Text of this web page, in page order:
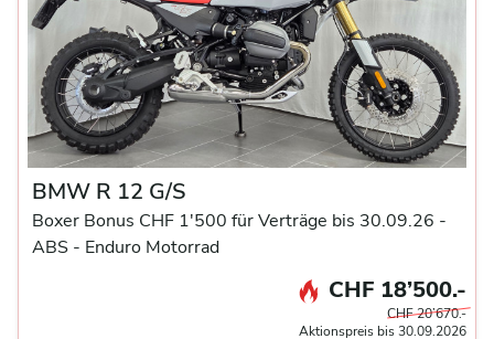
BMW R 12 G/S
Boxer Bonus CHF 1'500 für Verträge bis 30.09.26 -
ABS - Enduro Motorrad
CHF 18’500.-
CHF 20’670.-
Aktionspreis bis 30.09.2026